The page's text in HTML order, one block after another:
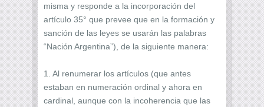
misma y responde a la incorporación del
artículo 35° que prevee que en la formación y
sanción de las leyes se usarán las palabras
“Nación Argentina”), de la siguiente manera:
1. Al renumerar los artículos (que antes
estaban en numeración ordinal y ahora en
cardinal, aunque con la incoherencia que las